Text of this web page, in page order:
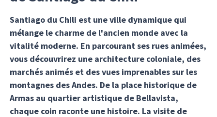
Santiago du Chili est une ville dynamique qui
mélange le charme de l'ancien monde avec la
vitalité moderne. En parcourant ses rues animées,
vous découvrirez une architecture coloniale, des
marchés animés et des vues imprenables sur les
montagnes des Andes. De la place historique de
Armas au quartier artistique de Bellavista,
chaque coin raconte une histoire. La visite de